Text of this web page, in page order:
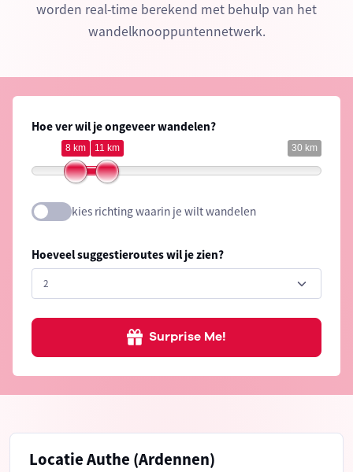
worden real-time berekend met behulp van het
wandelknooppuntennetwerk.
Hoe ver wil je ongeveer wandelen?
30 km
8 km 11 km
kies richting waarin je wilt wandelen
Hoeveel suggestieroutes wil je zien?
Surprise Me!
Locatie Authe (Ardennen)